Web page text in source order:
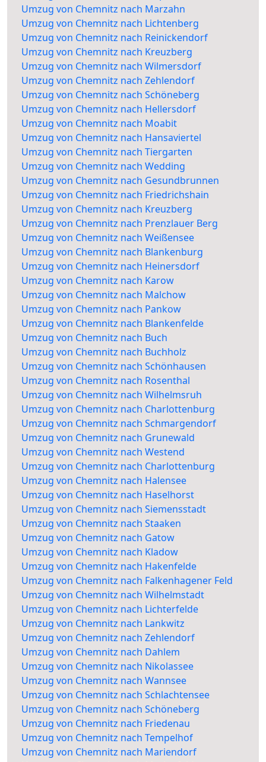
Umzug von Chemnitz nach Marzahn
Umzug von Chemnitz nach Lichtenberg
Umzug von Chemnitz nach Reinickendorf
Umzug von Chemnitz nach Kreuzberg
Umzug von Chemnitz nach Wilmersdorf
Umzug von Chemnitz nach Zehlendorf
Umzug von Chemnitz nach Schöneberg
Umzug von Chemnitz nach Hellersdorf
Umzug von Chemnitz nach Moabit
Umzug von Chemnitz nach Hansaviertel
Umzug von Chemnitz nach Tiergarten
Umzug von Chemnitz nach Wedding
Umzug von Chemnitz nach Gesundbrunnen
Umzug von Chemnitz nach Friedrichshain
Umzug von Chemnitz nach Kreuzberg
Umzug von Chemnitz nach Prenzlauer Berg
Umzug von Chemnitz nach Weißensee
Umzug von Chemnitz nach Blankenburg
Umzug von Chemnitz nach Heinersdorf
Umzug von Chemnitz nach Karow
Umzug von Chemnitz nach Malchow
Umzug von Chemnitz nach Pankow
Umzug von Chemnitz nach Blankenfelde
Umzug von Chemnitz nach Buch
Umzug von Chemnitz nach Buchholz
Umzug von Chemnitz nach Schönhausen
Umzug von Chemnitz nach Rosenthal
Umzug von Chemnitz nach Wilhelmsruh
Umzug von Chemnitz nach Charlottenburg
Umzug von Chemnitz nach Schmargendorf
Umzug von Chemnitz nach Grunewald
Umzug von Chemnitz nach Westend
Umzug von Chemnitz nach Charlottenburg
Umzug von Chemnitz nach Halensee
Umzug von Chemnitz nach Haselhorst
Umzug von Chemnitz nach Siemensstadt
Umzug von Chemnitz nach Staaken
Umzug von Chemnitz nach Gatow
Umzug von Chemnitz nach Kladow
Umzug von Chemnitz nach Hakenfelde
Umzug von Chemnitz nach Falkenhagener Feld
Umzug von Chemnitz nach Wilhelmstadt
Umzug von Chemnitz nach Lichterfelde
Umzug von Chemnitz nach Lankwitz
Umzug von Chemnitz nach Zehlendorf
Umzug von Chemnitz nach Dahlem
Umzug von Chemnitz nach Nikolassee
Umzug von Chemnitz nach Wannsee
Umzug von Chemnitz nach Schlachtensee
Umzug von Chemnitz nach Schöneberg
Umzug von Chemnitz nach Friedenau
Umzug von Chemnitz nach Tempelhof
Umzug von Chemnitz nach Mariendorf